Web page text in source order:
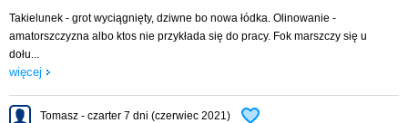
Długość całkowita 9,44 m
Długość kadłuba 8,45 m
Wysokość wnętrza 1,85 m
Takielunek - grot wyciągnięty, dziwne bo nowa łódka. Olinowanie -
amatorszczyzna albo ktos nie przykłada się do pracy. Fok marszczy się u
dołu...
więcej
Tomasz - czarter 7 dni (czerwiec 2021)